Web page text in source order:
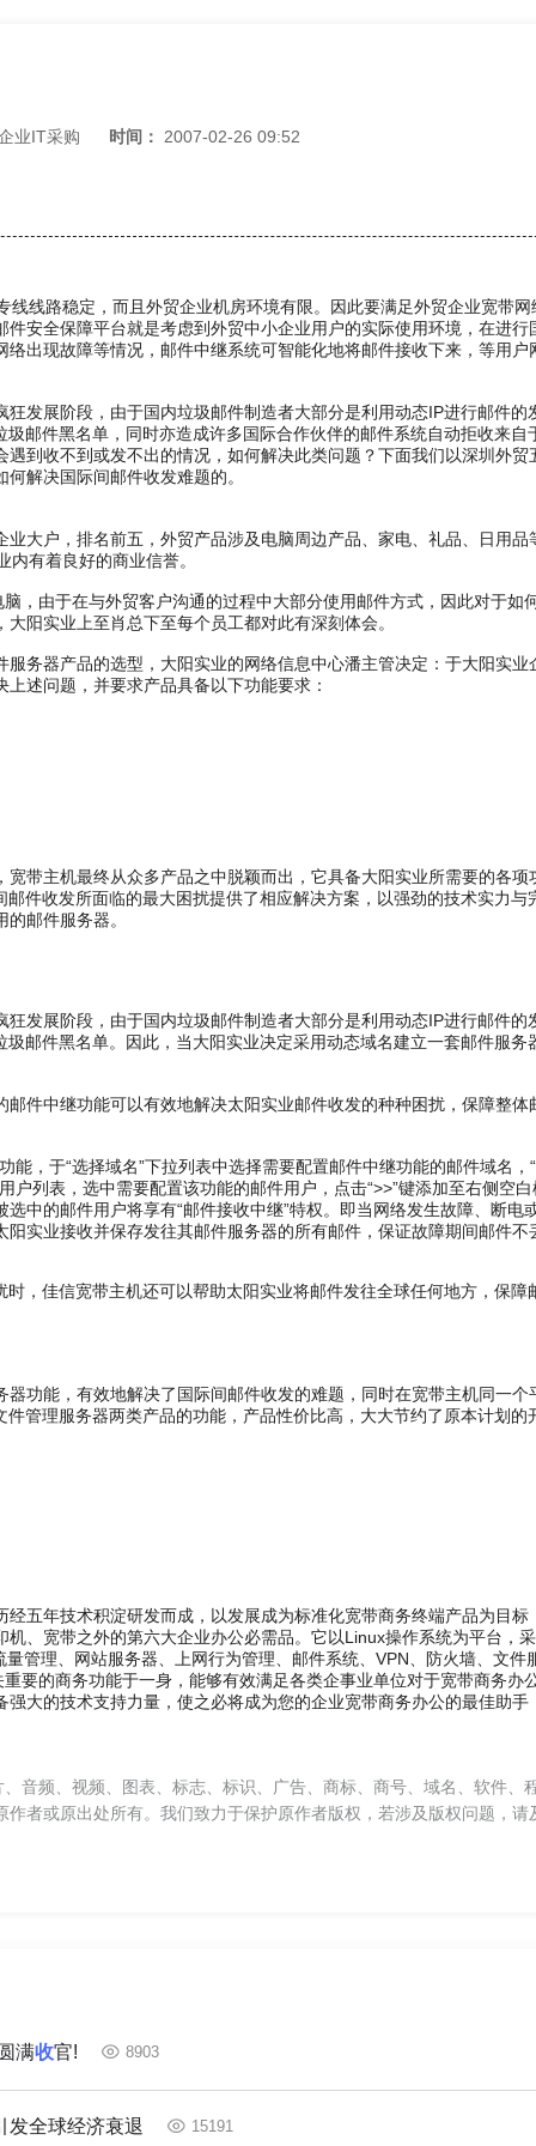
业IT采购 时间： 2007-02-26 09:52
路稳定，而且外贸企业机房环境有限。因此要满足外贸企业宽带网
安全保障平台就是考虑到外贸中小企业用户的实际使用环境，在进行
出现故障等情况，邮件中继系统可智能化地将邮件接收下来，等用户
展阶段，由于国内垃圾邮件制造者大部分是利用动态IP进行邮件的
邮件黑名单，同时亦造成许多国际合作伙伴的邮件系统自动拒收来自
到收不到或发不出的情况，如何解决此类问题？下面我们以深圳外贸
解决国际间邮件收发难题的。
户，排名前五，外贸产品涉及电脑周边产品、家电、礼品、日用品
有着良好的商业信誉。
由于在与外贸客户沟通的过程中大部分使用邮件方式，因此对于如
阳实业上至肖总下至每个员工都对此有深刻体会。
器产品的选型，大阳实业的网络信息中心潘主管决定：于大阳实业
述问题，并要求产品具备以下功能要求：
主机最终从众多产品之中脱颖而出，它具备大阳实业所需要的各项
件收发所面临的最大困扰提供了相应解决方案，以强劲的技术实力与
的邮件服务器。
展阶段，由于国内垃圾邮件制造者大部分是利用动态IP进行邮件的
邮件黑名单。因此，当大阳实业决定采用动态域名建立一套邮件服务
中继功能可以有效地解决太阳实业邮件收发的种种困扰，保障整体
于“选择域名”下拉列表中选择需要配置邮件中继功能的邮件域名，
户列表，选中需要配置该功能的邮件用户，点击“>>”键添加至右侧空
选中的邮件用户将享有“邮件接收中继”特权。即当网络发生故障、断电
阳实业接收并保存发往其邮件服务器的所有邮件，保证故障期间邮件
佳信宽带主机还可以帮助太阳实业将邮件发往全球任何地方，保障
能，有效地解决了国际间邮件收发的难题，同时在宽带主机同一个
管理服务器两类产品的功能，产品性价比高，大大节约了原本计划的
年技术积淀研发而成，以发展成为标准化宽带商务终端产品为目标
、宽带之外的第六大企业办公必需品。它以Linux操作系统为平台，
管理、网站服务器、上网行为管理、邮件系统、VPN、防火墙、文件
要的商务功能于一身，能够有效满足各类企事业单位对于宽带商务办
大的技术支持力量，使之必将成为您的企业宽带商务办公的最佳助手
音频、视频、图表、标志、标识、广告、商标、商号、域名、软件、
者或原出处所有。我们致力于保护原作者版权，若涉及版权问题，请
满收官! 8903
发全球经济衰退 15191